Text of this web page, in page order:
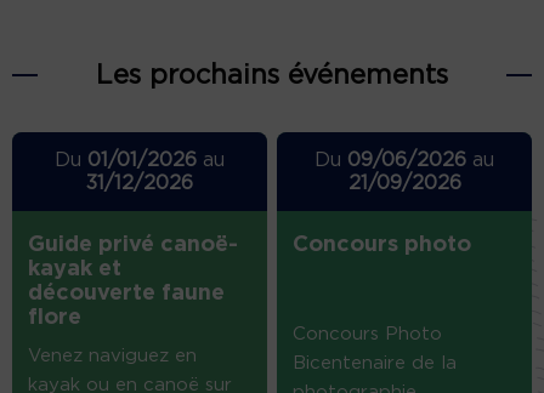
Les prochains événements
Du 01/01/2026au
31/12/2026
Guide privé canoë-
kayak et
découverte faune
flore
Venez naviguez en
kayak ou en canoë sur
Du 09/06/2026 au
21/09/2026
Concours photo
Concours Photo
Bicentenaire de la